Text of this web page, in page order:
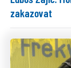
zakazovat